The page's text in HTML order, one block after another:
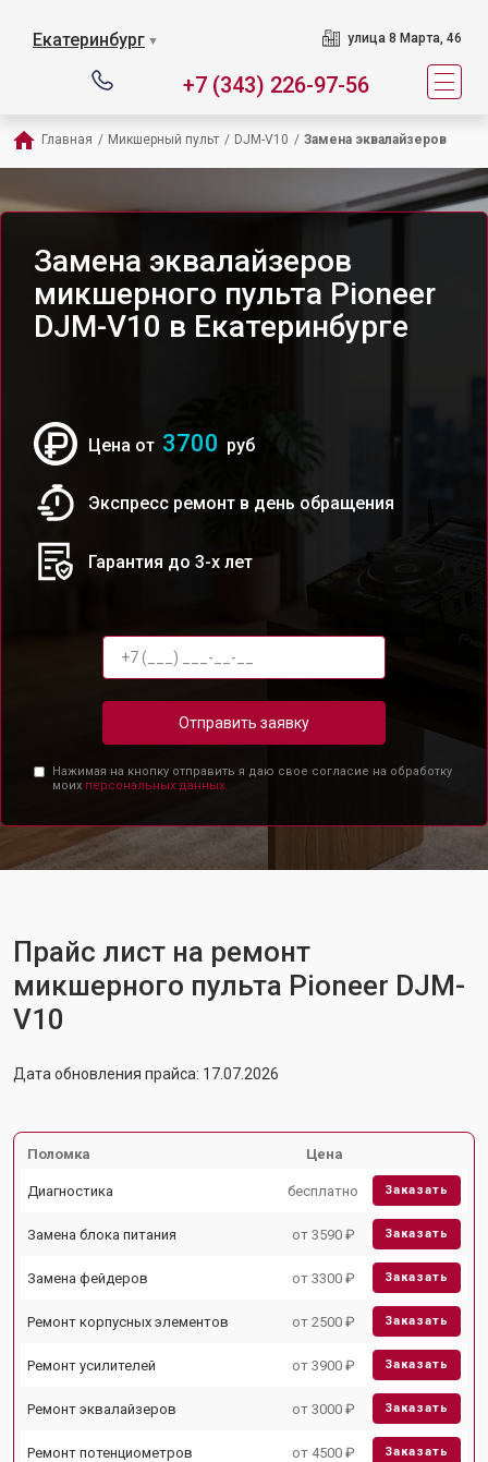
Екатеринбург ▼ улица 8 Марта, 46
+7 (343) 226-97-56
Главная / Микшерный пульт / DJM-V10 / Замена эквалайзеров
Замена эквалайзеров
микшерного пульта Pioneer
DJM-V10 в Екатеринбурге
Цена от 3700 руб
Экспресс ремонт в день обращения
Гарантия до 3-х лет
Отправить заявку
Нажимая на кнопку отправить я даю свое согласие на обработку
моих персональных данных.
Прайс лист на ремонт
микшерного пульта Pioneer DJM-
V10
Дата обновления прайса: 17.07.2026
Поломка Цена
Диагностика бесплатно Заказать
Замена блока питания от 3590 ₽ Заказать
Замена фейдеров от 3300 ₽ Заказать
Ремонт корпусных элементов от 2500 ₽ Заказать
Ремонт усилителей от 3900 ₽ Заказать
Ремонт эквалайзеров от 3000 ₽ Заказать
Ремонт потенциометров от 4500 ₽ Заказать